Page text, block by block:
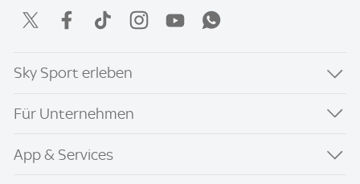
Sky Sport erleben
Für Unternehmen
App & Services